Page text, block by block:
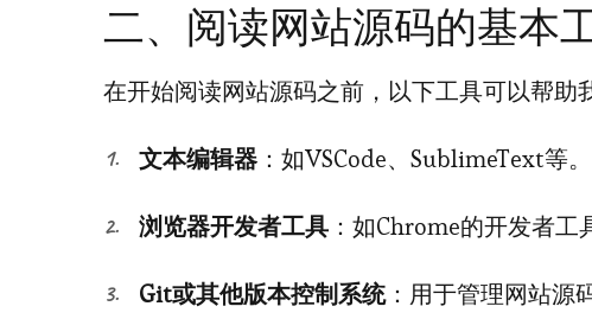
二、阅读网站源码的基本
在开始阅读网站源码之前，以下工具可以帮助
文本编辑器 ：如VSCode、SublimeText等。
浏览器开发者工具 ：如Chrome的开发者工
Git或其他版本控制系统：用于管理网站源